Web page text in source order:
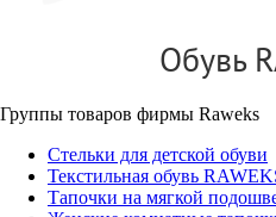
Обувь
Группы товаров фирмы Raweks
Стельки для детской обуви
Текстильная обувь
Тапочки на мягкой